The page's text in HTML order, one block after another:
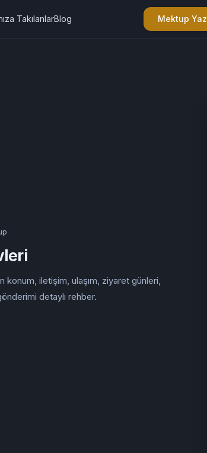
TakılanlarBlog Mektup Yaz
konum, iletişim, ulaşım, ziyaret günleri,
detaylı rehber.